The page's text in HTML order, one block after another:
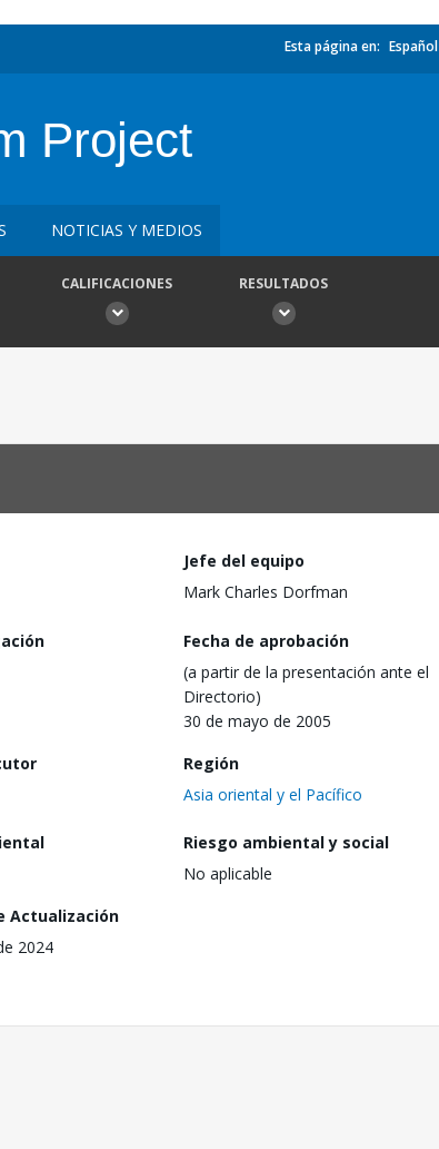
Esta página en: Español
Project
NOTICIAS Y MEDIOS
CALIFICACIONES RESULTADOS
Jefe del equipo
Mark Charles Dorfman
Fecha de aprobación
(a partir de la presentación ante el
Directorio)
30 de mayo de 2005
Región
Asia oriental y el Pacífico
Riesgo ambiental y social
No aplicable
Actualización
2024